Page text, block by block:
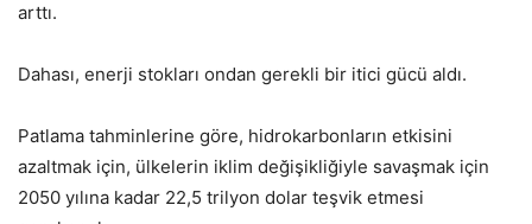
arttı.
Dahası, enerji stokları ondan gerekli bir itici gücü aldı.
Patlama tahminlerine göre, hidrokarbonların etkisini
azaltmak için, ülkelerin iklim değişikliğiyle savaşmak için
2050 yılına kadar 22,5 trilyon dolar teşvik etmesi